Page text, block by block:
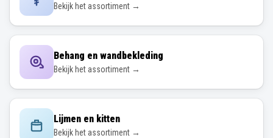
Bekijk het assortiment →
Behang en wandbekleding
Bekijk het assortiment →
Lijmen en kitten
Bekijk het assortiment →